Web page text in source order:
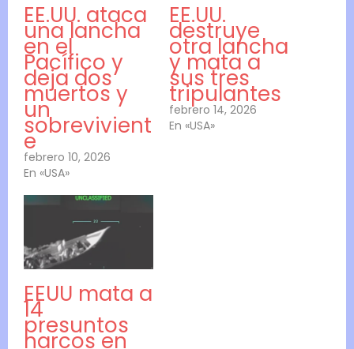
EE.UU. ataca
una lancha
en el
Pacífico y
deja dos
muertos y
un
sobrevivient
e
febrero 10, 2026
En «USA»
EE.UU.
destruye
otra lancha
y mata a
sus tres
tripulantes
febrero 14, 2026
En «USA»
EEUU mata a
14
presuntos
narcos en